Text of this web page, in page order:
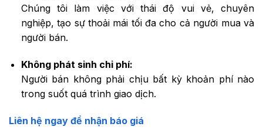
Chúng tôi làm việc với thái độ vui vẻ, chuyên
nghiệp, tạo sự thoải mái tối đa cho cả người mua và
người bán.
Không phát sinh chi phí:
Người bán không phải chịu bất kỳ khoản phí nào
trong suốt quá trình giao dịch.
Liên hệ ngay để nhận báo giá